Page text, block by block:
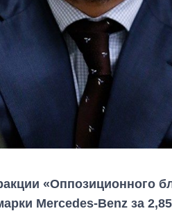
«Оппозиционного
Mercedes-Benz за